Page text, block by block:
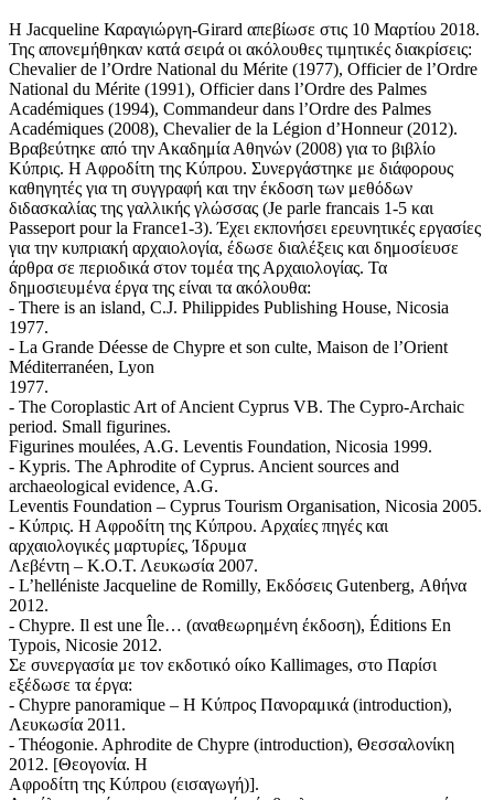
H Jacqueline Καραγιώργη-Girard απεβίωσε στις 10 Μαρτίου 2018.
Της απονεμήθηκαν κατά σειρά οι ακόλουθες τιμητικές διακρίσεις:
Chevalier de l’Ordre National du Mérite (1977), Officier de l’Ordre
National du Mérite (1991), Officier dans l’Ordre des Palmes
Académiques (1994), Commandeur dans l’Ordre des Palmes
Académiques (2008), Chevalier de la Légion d’Honneur (2012).
Βραβεύτηκε από την Ακαδημία Αθηνών (2008) για το βιβλίο
Κύπρις. Η Αφροδίτη της Κύπρου. Συνεργάστηκε με διάφορους
καθηγητές για τη συγγραφή και την έκδοση των μεθόδων
διδασκαλίας της γαλλικής γλώσσας (Je parle francais 1-5 και
Passeport pour la France1-3). Έχει εκπονήσει ερευνητικές εργασίες
για την κυπριακή αρχαιολογία, έδωσε διαλέξεις και δημοσίευσε
άρθρα σε περιοδικά στον τομέα της Αρχαιολογίας. Τα
δημοσιευμένα έργα της είναι τα ακόλουθα:
- There is an island, C.J. Philippides Publishing House, Nicosia
1977.
- La Grande Déesse de Chypre et son culte, Maison de l’Orient
Méditerranéen, Lyon
1977.
- The Coroplastic Art of Ancient Cyprus VB. The Cypro-Archaic
period. Small figurines.
Figurines moulées, A.G. Leventis Foundation, Nicosia 1999.
- Kypris. The Aphrodite of Cyprus. Ancient sources and
archaeological evidence, A.G.
Leventis Foundation – Cyprus Tourism Organisation, Nicosia 2005.
- Κύπρις. Η Αφροδίτη της Κύπρου. Αρχαίες πηγές και
αρχαιολογικές μαρτυρίες, Ίδρυμα
Λεβέντη – Κ.Ο.Τ. Λευκωσία 2007.
- L’helléniste Jacqueline de Romilly, Εκδόσεις Gutenberg, Αθήνα
2012.
- Chypre. Il est une Île… (αναθεωρημένη έκδοση), Éditions En
Typois, Nicosie 2012.
Σε συνεργασία με τον εκδοτικό οíκο Kallimages, στο Παρίσι
εξέδωσε τα έργα:
- Chypre panoramique – Η Κύπρος Πανοραμικά (introduction),
Λευκωσία 2011.
- Théogonie. Aphrodite de Chypre (introduction), Θεσσαλονίκη
2012. [Θεογονία. Η
Αφροδίτη της Κύπρου (εισαγωγή)].